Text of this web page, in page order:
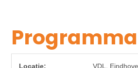
Locatie: VDL,